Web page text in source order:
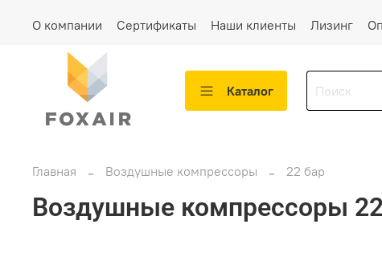
О компании Сертификаты Наши клиенты Лизинг
Каталог
Главная Воздушные компрессоры 22 бар
Воздушные компрессоры